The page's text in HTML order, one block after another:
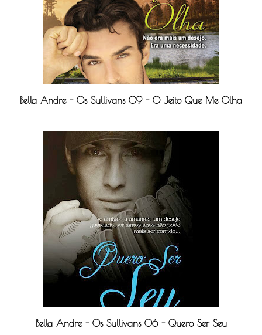
Bella Andre - Os Sullivans 09 - O Jeito Que Me Olha
Bella Andre - Os Sullivans 06 - Quero Ser Seu